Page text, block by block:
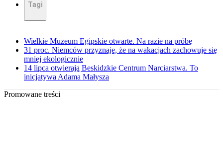
Tagi
Wielkie Muzeum Egipskie otwarte. Na razie na próbę
31 proc. Niemców przyznaje, że na wakacjach zachowuje się
mniej ekologicznie
14 lipca otwierają Beskidzkie Centrum Narciarstwa. To
inicjatywa Adama Małysza
Promowane treści